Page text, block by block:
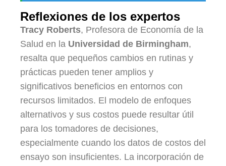
Reflexiones de los expertos
Tracy Roberts, Profesora de Economía de la
Salud en la Universidad de Birmingham,
resalta que pequeños cambios en rutinas y
prácticas pueden tener amplios y
significativos beneficios en entornos con
recursos limitados. El modelo de enfoques
alternativos y sus costos puede resultar útil
para los tomadores de decisiones,
especialmente cuando los datos de costos del
ensayo son insuficientes. La incorporación de